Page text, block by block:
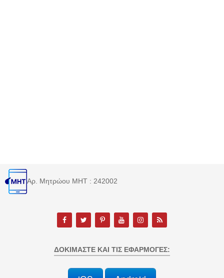
Αρ. Μητρώου MHT : 242002
ΔΟΚΙΜΆΣΤΕ ΚΑΙ ΤΙΣ ΕΦΑΡΜΟΓΈΣ: